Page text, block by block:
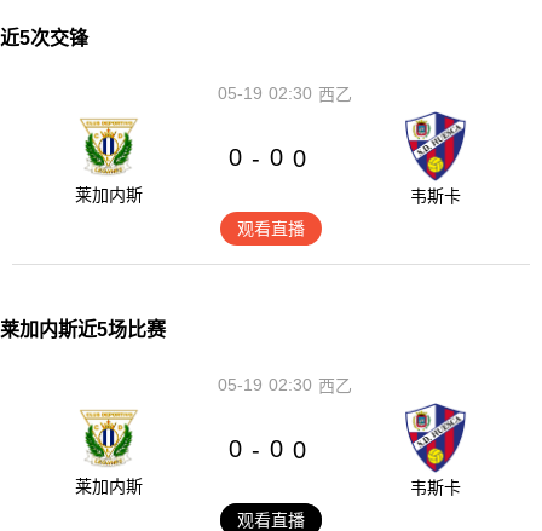
近5次交锋
02:30
05-19 西乙
莱加内斯
0 - 0 0
韦斯卡
观看直播
莱加内斯近5场比赛
02:30
05-19 西乙
莱加内斯
0 - 0 0
韦斯卡
观看直播